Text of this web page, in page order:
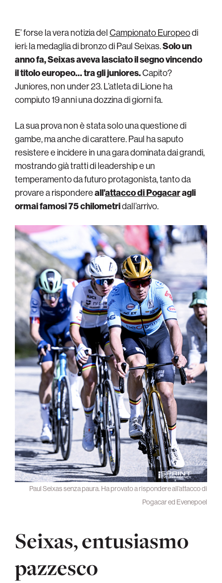
E’ forse la vera notizia delCampionato Europeodi
ieri: la medaglia di bronzo di Paul Seixas.Solo un
anno fa, Seixas aveva lasciato il segno vincendo
il titolo europeo… tra gli juniores.Capito?
Juniores, non under 23. L’atleta di Lione ha
compiuto 19 anni una dozzina di giorni fa.
La sua prova non è stata solo una questione di
gambe, ma anche di carattere. Paul ha saputo
resistere e incidere in una gara dominata dai grandi,
mostrando già tratti di leadership e un
temperamento da futuro protagonista, tanto da
provare a rispondereall’attacco di Pogacaragli
ormai famosi 75 chilometridall’arrivo.
Paul Seixas senza paura. Ha provato a rispondere all’attacco di
Pogacar ed Evenepoel
Seixas, entusiasmo
pazzesco